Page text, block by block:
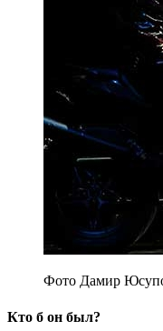
Фото Дамир
Кто б он был?